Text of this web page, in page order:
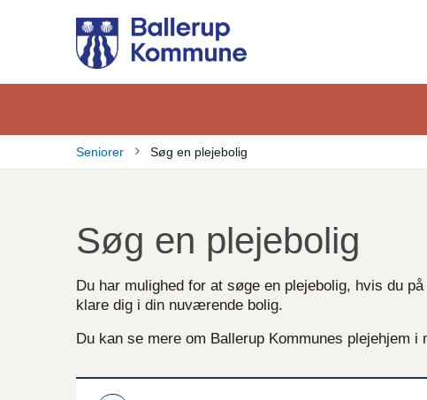
hovedindhold
Seniorer Søg en plejebolig
Søg en plejebolig
Du har mulighed for at søge en plejebolig, hvis du
klare dig i din nuværende bolig.
Du kan se mere om Ballerup Kommunes plejehjem i